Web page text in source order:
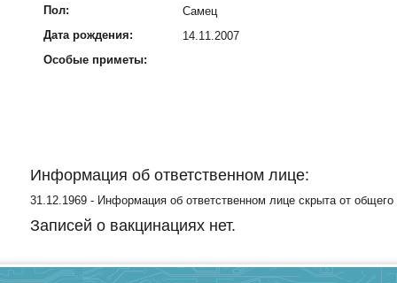
Пол:
Самец
Дата рождения:
14.11.2007
Особые приметы:
Информация об ответственном лице:
31.12.1969 - Информация об ответственном лице скрыта от общего
Записей о вакцинациях нет.